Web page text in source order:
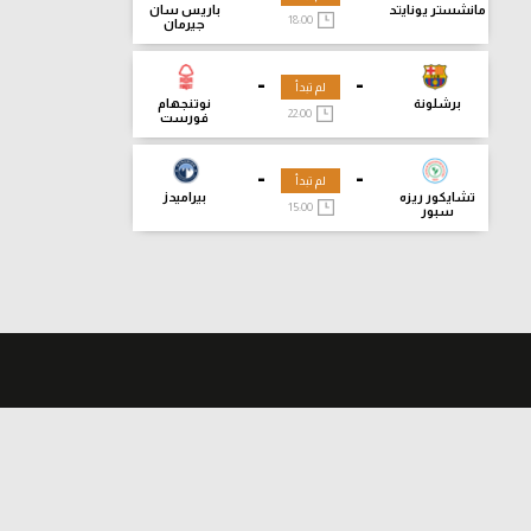
مانشستر يونايتد
باريس سان
جيرمان
18:00
-
برشلونة
-
نوتنجهام
فورست
لم تبدأ
-
تشايكور ريزه
سبور
-
بيراميدز
لم تبدأ
15:00